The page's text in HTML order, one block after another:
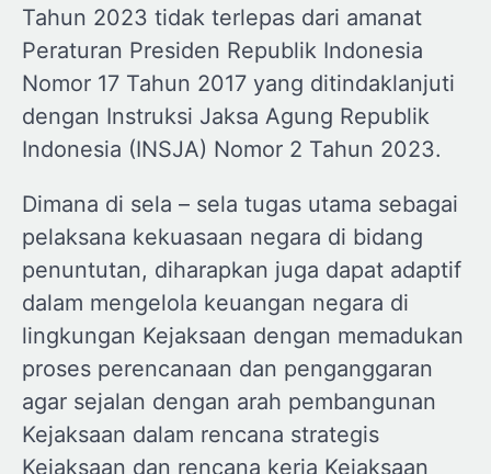
Tahun 2023 tidak terlepas dari amanat
Peraturan Presiden Republik Indonesia
Nomor 17 Tahun 2017 yang ditindaklanjuti
dengan Instruksi Jaksa Agung Republik
Indonesia (INSJA) Nomor 2 Tahun 2023.
Dimana di sela – sela tugas utama sebagai
pelaksana kekuasaan negara di bidang
penuntutan, diharapkan juga dapat adaptif
dalam mengelola keuangan negara di
lingkungan Kejaksaan dengan memadukan
proses perencanaan dan penganggaran
agar sejalan dengan arah pembangunan
Kejaksaan dalam rencana strategis
Kejaksaan dan rencana kerja Kejaksaan